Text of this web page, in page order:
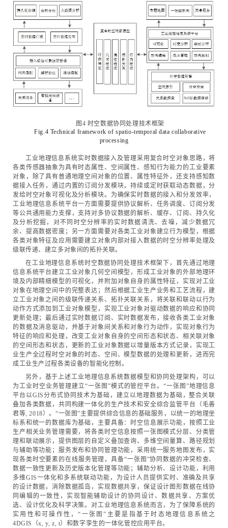
图4 时空数据协同处理技术框架
Fig.4 Technical framework of spatio-temporal data collaborative
processing
工业地理信息系统实时数据接入及管理采用复合时空对象思路，将
各类传感器抽象为具有时态属性、空间属性、感知行为能力的工业要素
对象，除了具有普通地理空间对象的位置、属性特征外，还支持感知数
据接入任务，通过内置的订阅分发模块，持续或定时获取动态数据，分
发给时空对象可视化及分析模块。为确保实时数据的接入和分发效率，
工业地理信息系统平台一方面需要提供协议解析、任务调度、订阅分发
等公共通用能力支撑，支持对多协议数据的解析、缓存、订阅、持久化
及分析挖掘，对不同时空分辨率的实时数据清洗、去噪，减少数据冗
余、提高数据密度；另一方面需要对各类工业对象建立行为模型，根据
各类对象特征及应用需要建立对象内部对接入数据的时空分辨率处理及
级联传递、建立多对象间的拓扑关联。
在工业地理信息系统时空数据协同处理技术框架下，首先通过地理
信息系统平台建立工业对象几何空间模型，形成工业对象的外部地理环
境及内部精细模型的可视化，并附加对象自身的属性特征，实现对工业
对象在地理空间中的完整表达；然后根据工业生产业务和工艺流程，建
立工业对象之间的级联传递关系、拓扑关联关系，将关联和联动以行为
动作方式添加到工业对象模型，实现工业对象对驱动数据的响应和协同
更新处理；最后通过实时数据订阅、实时数据发布，接收各类工业对象
的数据及消息驱动，并基于对象间关系和对象行为动作，实现对象行为
特征的响应和处理，改变工业对象自身的空间形态和状态、相关联对象
的空间形态和状态，更新的工业对象数据以增量版本方式记录，实现工
业生产全过程时空对象的时态、空间、模型数据的处理和更新，进而完
成工业生产过程各类设备的智能化控制。
另外，基于上述工业地理信息系统数据模型和协同处理架构，可以
为工业时空业务管理建立“一张图”模式的管控平台。“一张图”地理信息
平台以GIS分布式协同技术为基础，建立以地理数据为基础，整合关联
叠加各类数据，共同构建一体化的生产技术和安全综合监管平台（毛善
君等, 2018）。“一张图”主要提供综合信息的基础服务，以统一的地理坐
标系和统一的数据库为基础，主要具备：时空信息展示功能，按照工业
生产相关业务管理需要，将各类时空信息按照一张图模式分层、分类管
理和联动展示，提供图层的自定义叠加查询、多维空间量算、路径规划
与辅助等功能；服务发布和协同管理功能，采用统一服务地图发布，实
现各类时空要素的在线服务管理，具备“一张图”协同数据的冲突检查、
数据一致性更新及历史版本化管理等功能；辅助分析、设计功能，利用
多维GIS一体化和多系统联动功能，为设计人员提供实时、准确及共享
的设计数据，消除数据孤岛，实现数据共享，保证设计图形数据在线协
同编辑的一致性，实现智能辅助设计的协同设计、数据共享、方案优
选、设计优化及科学决策。对工业地理信息系统而言，为了保障系统的
实用性和可操作性，“一张图”主要是指基于时态地理信息系统之
4DGIS（x, y, z, t）和数字孪生的一体化管控应用平台。